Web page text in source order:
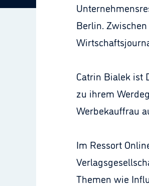
Berlin.
Catrin Bialek ist
zu ihrem
Werbekauffrau
Im Ressort
Themen wie